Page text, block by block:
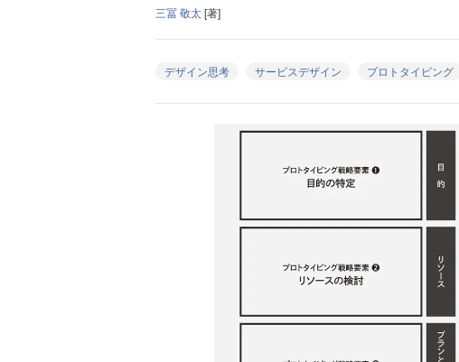
三冨 敬太[著]
デザイン思考 サービスデザイン プロトタイピング